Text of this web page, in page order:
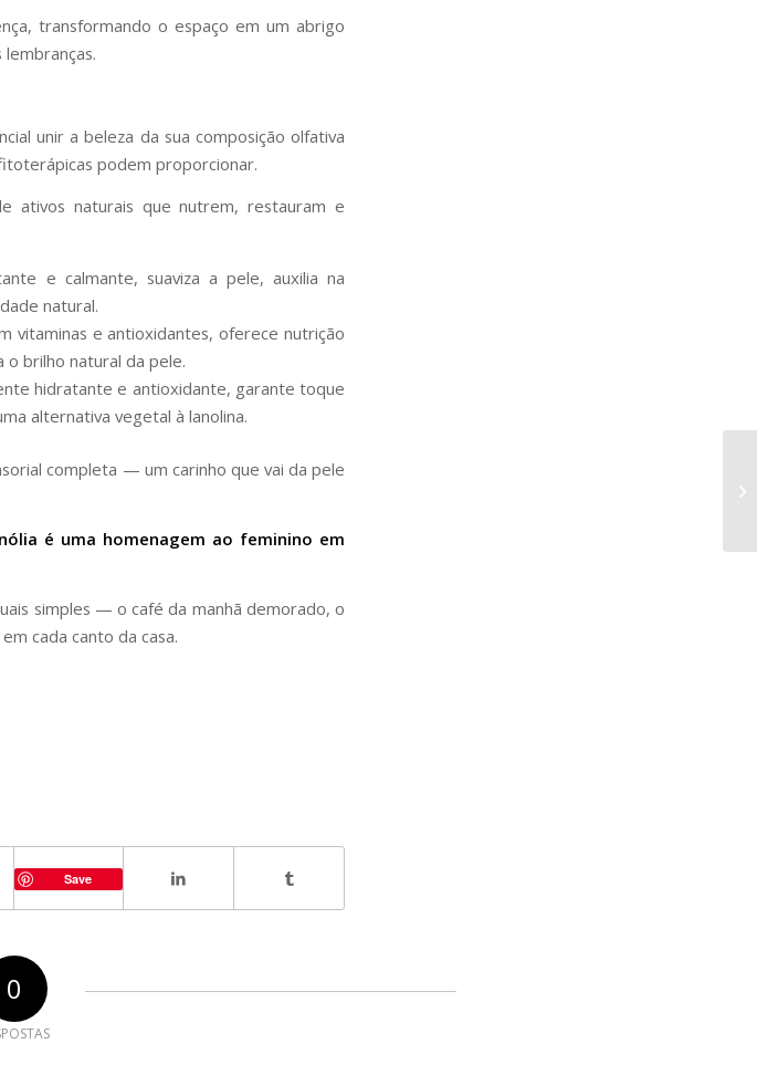
transformando o espaço em um abrigo
unir a beleza da sua composição olfativa
podem proporcionar.
ativos naturais que nutrem, restauram e
e calmante, suaviza a pele, auxilia na
natural.
vitaminas e antioxidantes, oferece nutrição
o brilho natural da pele.
hidratante e antioxidante, garante toque
alternativa vegetal à lanolina.
completa — um carinho que vai da pele
é uma homenagem ao feminino em
simples — o café da manhã demorado, o
cada canto da casa.
Save
0